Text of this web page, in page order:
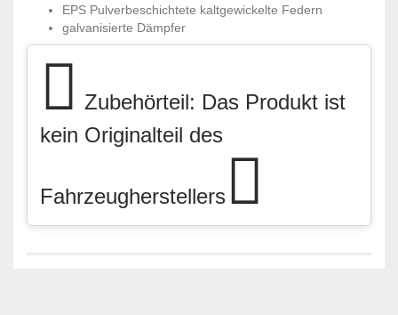
EPS Pulverbeschichtete kaltgewickelte Federn
galvanisierte Dämpfer
Zubehörteil: Das Produkt ist
kein Originalteil des
Fahrzeugherstellers